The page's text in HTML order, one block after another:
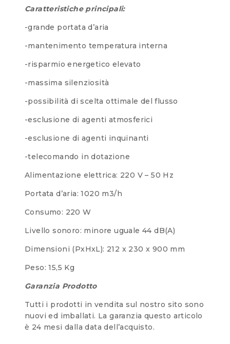
Caratteristiche principali:
-grande portata d’aria
-mantenimento temperatura interna
-risparmio energetico elevato
-massima silenziosità
-possibilità di scelta ottimale del flusso
-esclusione di agenti atmosferici
-esclusione di agenti inquinanti
-telecomando in dotazione
Alimentazione elettrica: 220 V – 50 Hz
Portata d’aria: 1020 m3/h
Consumo: 220 W
Livello sonoro: minore uguale 44 dB(A)
Dimensioni (PxHxL): 212 x 230 x 900 mm
Peso: 15,5 Kg
Garanzia Prodotto
Tutti i prodotti in vendita sul nostro sito sono
nuovi ed imballati. La garanzia questo articolo
è 24 mesi dalla data dell’acquisto.